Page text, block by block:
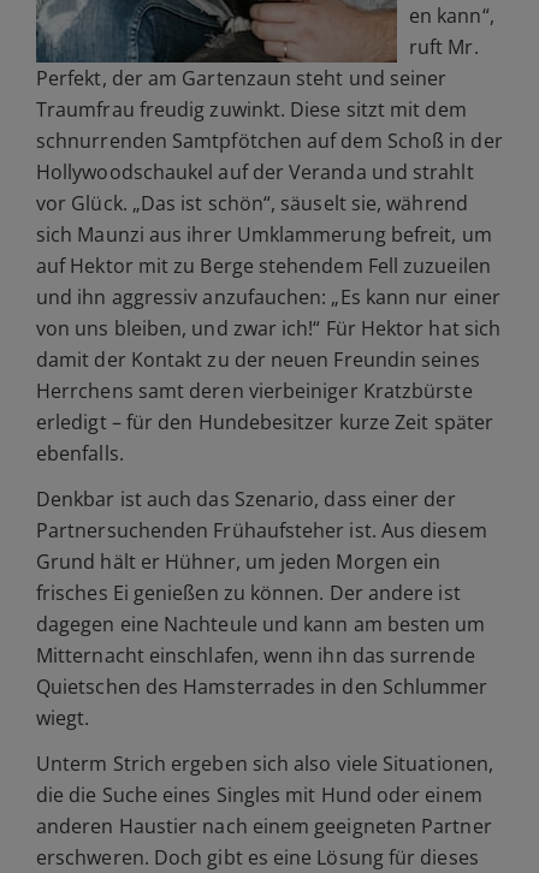
en kann“,
ruft Mr.
Perfekt, der am Gartenzaun steht und seiner
Traumfrau freudig zuwinkt. Diese sitzt mit dem
schnurrenden Samtpfötchen auf dem Schoß in der
Hollywoodschaukel auf der Veranda und strahlt
vor Glück. „Das ist schön“, säuselt sie, während
sich Maunzi aus ihrer Umklammerung befreit, um
auf Hektor mit zu Berge stehendem Fell zuzueilen
und ihn aggressiv anzufauchen: „Es kann nur einer
von uns bleiben, und zwar ich!“ Für Hektor hat sich
damit der Kontakt zu der neuen Freundin seines
Herrchens samt deren vierbeiniger Kratzbürste
erledigt – für den Hundebesitzer kurze Zeit später
ebenfalls.
Denkbar ist auch das Szenario, dass einer der
Partnersuchenden Frühaufsteher ist. Aus diesem
Grund hält er Hühner, um jeden Morgen ein
frisches Ei genießen zu können. Der andere ist
dagegen eine Nachteule und kann am besten um
Mitternacht einschlafen, wenn ihn das surrende
Quietschen des Hamsterrades in den Schlummer
wiegt.
Unterm Strich ergeben sich also viele Situationen,
die die Suche eines Singles mit Hund oder einem
anderen Haustier nach einem geeigneten Partner
erschweren. Doch gibt es eine Lösung für dieses